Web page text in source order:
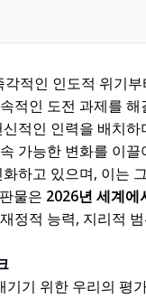
적인 인도적 위기
적인 도전 과제를
적인 인력을 배치
가능한 변화를 이
하고 있으며, 이는
물은 2026년 세계에
정적 능력, 지리적
기기 위한 우리의 평